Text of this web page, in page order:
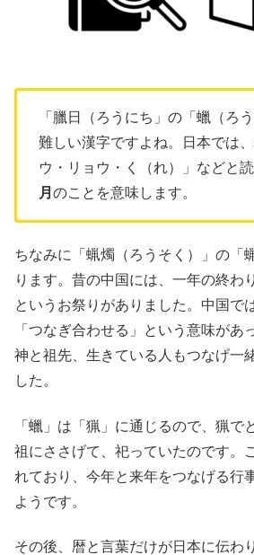
「臘日（ろうにち」の「蠟（ろ
難しい漢字ですよね。日本では
ウ・リョウ・く（れ）」などと読
月 のことを意味します。
ちなみに「蝋燭（ろうそく）」の「
ります。昔の中国には、一年の終わ
というお祭りがありました。中国で
「つなぎ合わせる」という意味があ
神と祖先、生きている人もつなげ一
した。
「蠟」は「猟」に通じるので、猟で
祖にささげて、祀っていたのです。
れており、今年と来年をつなげる行
ようです。
その後、暦と言葉だけが日本に伝わ